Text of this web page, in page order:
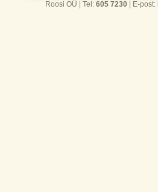
Roosi OÜ | Tel: 605 7230 | E-post: